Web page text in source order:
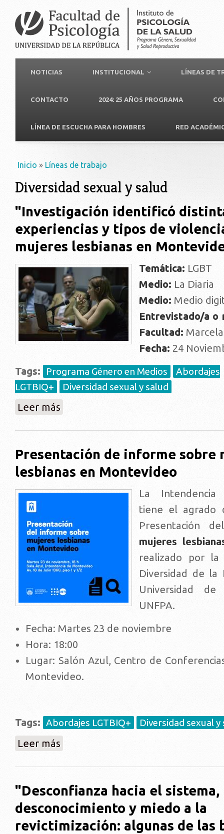
NOTICIAS INSTITUCIONAL LÍNEAS DE
CONTACTO 2024: 25 AÑOS PROGRAMA
LÍNEA DE ESCUCHA PARA HOMBRES RED
Usted está aquí
Inicio » Líneas de trabajo
Diversidad sexual y salud
"Investigación identificó
experiencias y tipos de
mujeres lesbianas en
Temática: LGBT
Medio: La Diaria
Medio: Medio
Entrevistado/a o
Facultad:
Fecha: 24
Tags:
Programa Género en Medios
Abordajes
LGTBIQ+
Diversidad sexual y salud
Leer más
Presentación de informe sobre
lesbianas en Montevideo
La
tiene el agrado
Presentación
mujeres
realizado por
Diversidad de
Universidad
UNFPA.
Fecha: Martes 23 de noviembre
Hora: 18:00
Lugar: Salón Azul, Centro de
Montevideo.
Tags: Abordajes LGTBIQ+ Diversidad sexual y
Leer más sobre Presentación de informe sobre mujeres
"Desconfianza hacia el sistema,
desconocimiento y miedo a la
revictimización: algunas de las